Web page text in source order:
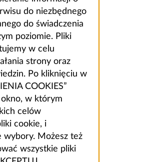
do niezbędnego
do świadczenia
poziomie. Pliki
w celu
strony oraz
Po kliknięciu w
COOKIES”
w którym
celów
cookie, i
wybory. Możesz też
wszystkie pliki